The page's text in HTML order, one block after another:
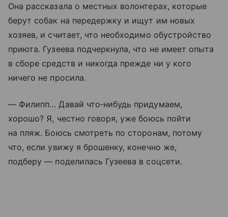
Она рассказала о местных волонтерах, которые
берут собак на передержку и ищут им новых
хозяев, и считает, что необходимо обустройство
приюта. Гузеева подчеркнула, что не имеет опыта
в сборе средств и никогда прежде ни у кого
ничего не просила.
— Филипп… Давай что‑нибудь придумаем,
хорошо? Я, честно говоря, уже боюсь пойти
на пляж. Боюсь смотреть по сторонам, потому
что, если увижу я брошенку, конечно же,
подберу — поделилась Гузеева в соцсети.